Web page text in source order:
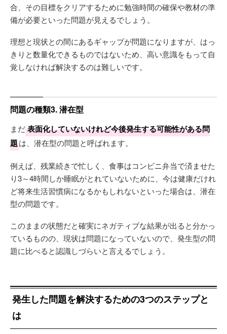
合、その目標をクリアするために勉強時間の確保や教材の準
備が必要といった問題が見えるでしょう。
理想と現状との間にあるギャップが問題になりますが、はっ
きりと数量化できるものではないため、高い意識をもって自
覚しなければ解決するのは難しいです。
問題の種類3. 潜在型
まだ表面化していないけれど今後発生する可能性がある問
題は、潜在型の問題と呼ばれます。
例えば、残業続きで忙しく、食事はコンビニ弁当で済ませた
り3～4時間しか睡眠がとれていないために、今は健康だけれ
ど将来生活習慣病になるかもしれないといった場合は、潜在
型の問題です。
このままの状態だと確実にネガティブな結果が出ると分かっ
ているものの、現状は問題になっていないので、発生型の問
題に比べると認識しづらいと言えるでしょう。
発生した問題を解決するための3つのステップと
は